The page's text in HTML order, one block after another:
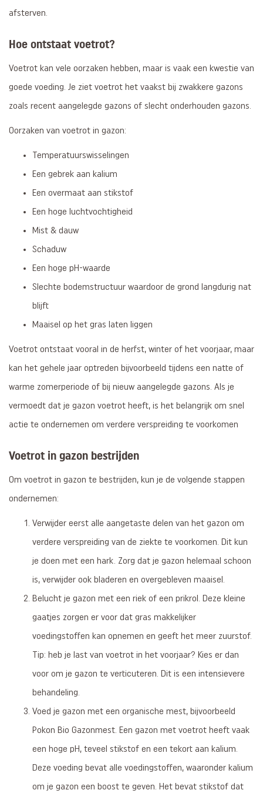
afsterven.
Hoe ontstaat voetrot?
Voetrot kan vele oorzaken hebben, maar is vaak een kwestie van
goede voeding. Je ziet voetrot het vaakst bij zwakkere gazons
zoals recent aangelegde gazons of slecht onderhouden gazons.
Oorzaken van voetrot in gazon:
Temperatuurswisselingen
Een gebrek aan kalium
Een overmaat aan stikstof
Een hoge luchtvochtigheid
Mist & dauw
Schaduw
Een hoge pH-waarde
Slechte bodemstructuur waardoor de grond langdurig nat
blijft
Maaisel op het gras laten liggen
Voetrot ontstaat vooral in de herfst, winter of het voorjaar, maar
kan het gehele jaar optreden bijvoorbeeld tijdens een natte of
warme zomerperiode of bij nieuw aangelegde gazons. Als je
vermoedt dat je gazon voetrot heeft, is het belangrijk om snel
actie te ondernemen om verdere verspreiding te voorkomen
Voetrot in gazon bestrijden
Om voetrot in gazon te bestrijden, kun je de volgende stappen
ondernemen:
Verwijder eerst alle aangetaste delen van het gazon om
verdere verspreiding van de ziekte te voorkomen. Dit kun
je doen met een hark. Zorg dat je gazon helemaal schoon
is, verwijder ook bladeren en overgebleven maaisel.
Belucht je gazon met een riek of een prikrol. Deze kleine
gaatjes zorgen er voor dat gras makkelijker
voedingstoffen kan opnemen en geeft het meer zuurstof.
Tip: heb je last van voetrot in het voorjaar? Kies er dan
voor om je gazon te verticuteren. Dit is een intensievere
behandeling.
Voed je gazon met een organische mest, bijvoorbeeld
Pokon Bio Gazonmest. Een gazon met voetrot heeft vaak
een hoge pH, teveel stikstof en een tekort aan kalium.
Deze voeding bevat alle voedingstoffen, waaronder kalium
om je gazon een boost te geven. Het bevat stikstof dat